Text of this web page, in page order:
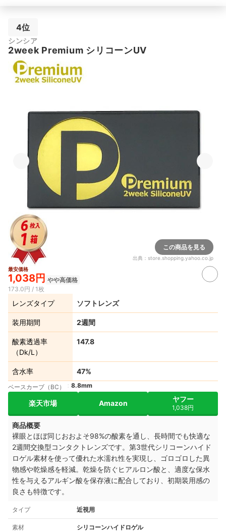
4位
シンシア
2week Premium シリコーンUV
この商品を見る
出典： store.shopping.yahoo.co.jp
最安価格
1,038円 やや高価格
173.0円 / 1枚
レンズタイプ ソフトレンズ
装用期間 2週間
酸素透過率
（Dk/L）
147.8
含水率 47%
ベースカーブ（BC） 8.8mm
楽天市場 Amazon ヤフー
1,038円
商品概要
裸眼とほぼ同じおおよそ98%の酸素を通し、長時間でも快適な
2週間交換型コンタクトレンズです。第3世代シリコーンハイド
ロゲル素材を使って優れた水濡れ性を実現し、ゴロゴロした異
物感や乾燥感を軽減。乾燥を防ぐヒアルロン酸と、適度な保水
性を与えるアルギン酸を保存液に配合しており、初期装用感の
良さも特徴です。
タイプ 近視用
素材 シリコーンハイドロゲル